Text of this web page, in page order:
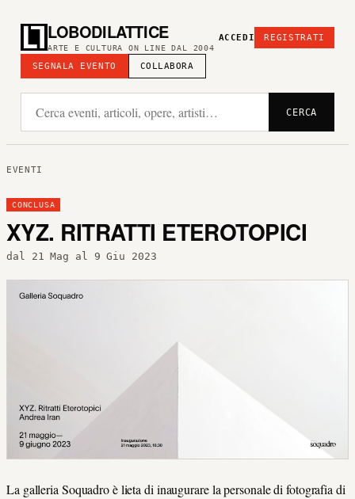
LOBODILATTICE
ARTE E CULTURA ON LINE DAL 2004
SEGNALA EVENTO COLLABORA
ACCEDI REGISTRATI
CERCA
EVENTI
CONCLUSA
XYZ. RITRATTI ETEROTOPICI
dal 21 Mag al 9 Giu 2023
La galleria Soquadro è lieta di inaugurare la personale di fotografia di